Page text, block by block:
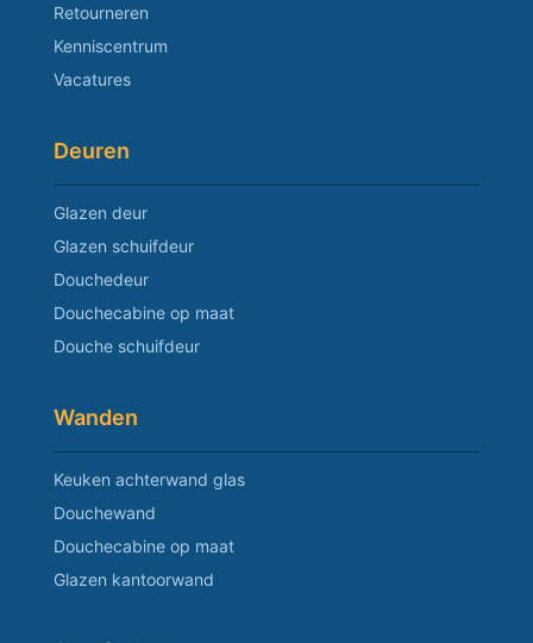
Retourneren
Kenniscentrum
Vacatures
Deuren
Glazen deur
Glazen schuifdeur
Douchedeur
Douchecabine op maat
Douche schuifdeur
Wanden
Keuken achterwand glas
Douchewand
Douchecabine op maat
Glazen kantoorwand